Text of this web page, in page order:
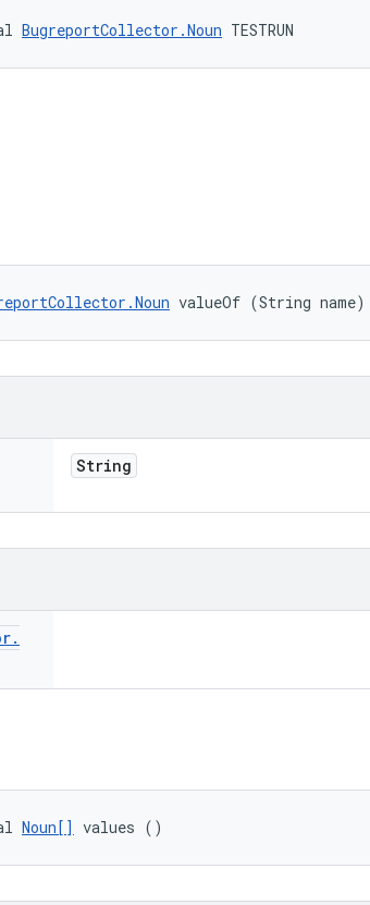
BugreportCollector.Noun TESTRUN
valueOf (String name)
String
.
Noun[] values ()